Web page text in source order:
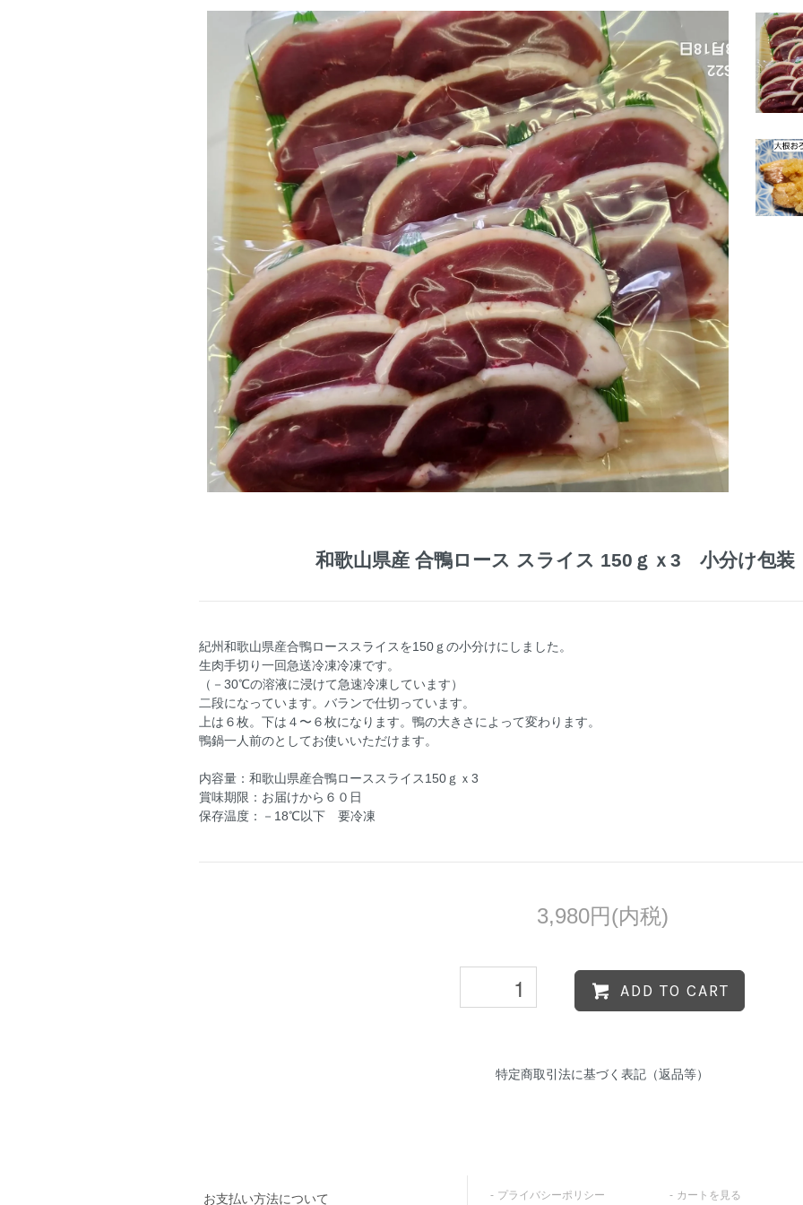
和歌山県産 合鴨ロース スライス 150ｇｘ3 小分け包装
紀州和歌山県産合鴨ローススライスを150ｇの小分けにしました。
生肉手切り一回急送冷凍冷凍です。
（－30℃の溶液に浸けて急速冷凍しています）
二段になっています。バランで仕切っています。
上は６枚。下は４〜６枚になります。鴨の大きさによって変わります。
鴨鍋一人前のとしてお使いいただけます。
内容量：和歌山県産合鴨ローススライス150ｇｘ3
賞味期限：お届けから６０日
保存温度：－18℃以下 要冷凍
3,980円(内税)
ADD TO CART
特定商取引法に基づく表記（返品等）
お支払い方法について プライバシーポリシー カートを見る